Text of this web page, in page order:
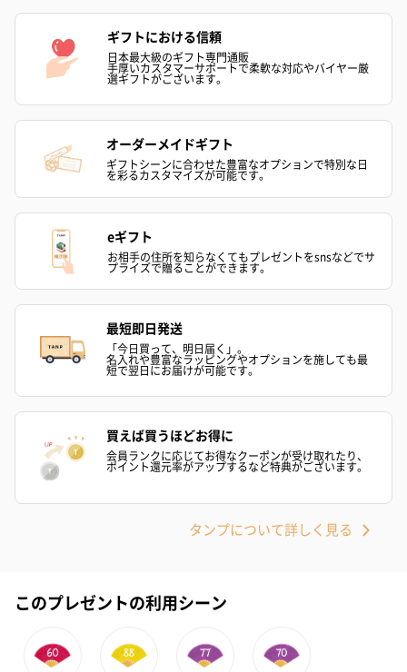
ギフトにおける信頼
日本最大級のギフト専門通販
手厚いカスタマーサポートで柔軟な対応やバイヤー厳
選ギフトがございます。
オーダーメイドギフト
ギフトシーンに合わせた豊富なオプションで特別な日
を彩るカスタマイズが可能です。
eギフト
お相手の住所を知らなくてもプレゼントをsnsなどでサ
プライズで贈ることができます。
最短即日発送
「今日買って、明日届く」。
名入れや豊富なラッピングやオプションを施しても最
短で翌日にお届けが可能です。
買えば買うほどお得に
会員ランクに応じてお得なクーポンが受け取れたり、
ポイント還元率がアップするなど特典がございます。
タンプについて詳しく見る
このプレゼントの利用シーン